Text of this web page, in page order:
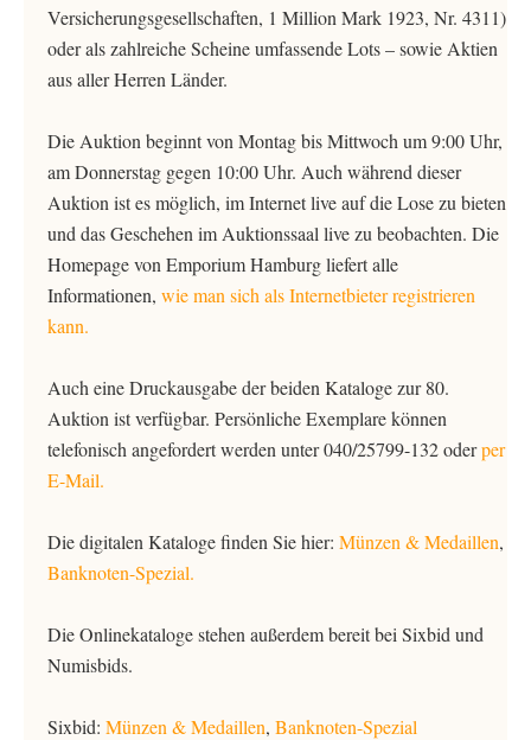
Versicherungsgesellschaften, 1 Million Mark 1923, Nr. 4311)
oder als zahlreiche Scheine umfassende Lots – sowie Aktien
aus aller Herren Länder.
Die Auktion beginnt von Montag bis Mittwoch um 9:00 Uhr,
am Donnerstag gegen 10:00 Uhr. Auch während dieser
Auktion ist es möglich, im Internet live auf die Lose zu bieten
und das Geschehen im Auktionssaal live zu beobachten. Die
Homepage von Emporium Hamburg liefert alle
Informationen, wie man sich als Internetbieter registrieren
kann.
Auch eine Druckausgabe der beiden Kataloge zur 80.
Auktion ist verfügbar. Persönliche Exemplare können
telefonisch angefordert werden unter 040/25799-132 oderper
E-Mail.
Die digitalen Kataloge finden Sie hier: Münzen & Medaillen,
Banknoten-Spezial.
Die Onlinekataloge stehen außerdem bereit bei Sixbid und
Numisbids.
Sixbid: Münzen & Medaillen, Banknoten-Spezial